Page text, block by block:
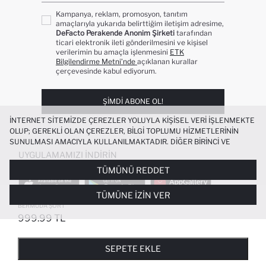
%100 PAMUK YÜKSEK BEL JEAN
BERMUDA ŞORT
999.99 TL
SEPETE EKLE
Kampanya, reklam, promosyon, tanıtım
amaçlarıyla yukarıda belirttiğim iletişim adresime,
DeFacto Perakende Anonim Şirketi tarafından
ticari elektronik ileti gönderilmesini ve kişisel
verilerimin bu amaçla işlenmesini ETK
Bilgilendirme Metni’nde açıklanan kurallar
çerçevesinde kabul ediyorum.
ŞIMDI ABONE OL!
UYGULAMAMIZI İNDIRIN
POPÜLER KATEGORILER
KADIN BEYAZ TIŞÖRT
İNTERNET SITEMIZDE ÇEREZLER YOLUYLA KIŞISEL VERI IŞLENMEKTE
OLUP; GEREKLI OLAN ÇEREZLER, BILGI TOPLUMU HIZMETLERININ
SUNULMASI AMACIYLA KULLANILMAKTADIR. DIĞER BIRINCI VE
ÜÇÜNCÜ TARAF ÇEREZLER ISE SIZE DAHA IYI BIR ALIŞVERIŞ
DENEYIMI SUNULABILMESI, SITEMIZIN DAHA IŞLEVSEL KILINMASI VE
KIŞISELLEŞTIRMESI VE AÇIK RIZA VERMENIZ HALINDE, SIZLERE
YÖNELIK PAZARLAMA FAALIYETLERININ YAPILMASI AMAÇLARIYLA
SINIRLI OLARAK KULLANILACAKTIR. ÇEREZLERE DAIR TERCIHLERINIZI
ÇEREZ TERCIHLERIPANELI ARACILIĞIYLA HER ZAMAN YÖNETEBILIR,
ÇEREZLERLE ILGILI DAHA DETAYLI BILGIYE
TÜMÜNÜ REDDET
TÜMÜNE İZIN VER